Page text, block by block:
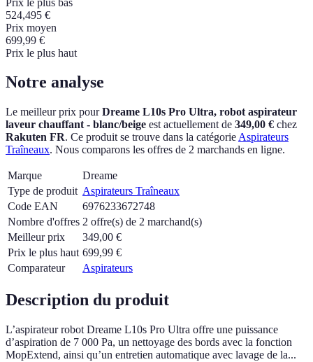
524,495 €
Prix moyen
699,99 €
Prix le plus haut
Notre analyse
Le meilleur prix pourDreame L10s Pro Ultra, robot aspirateur
laveur chauffant - blanc/beige est actuellement de 349,00 € chez
Rakuten FR. Ce produit se trouve dans la catégorie Aspirateurs
Traîneaux. Nous comparons les offres de 2 marchands en ligne.
Marque
Dreame
Type de produit Aspirateurs Traîneaux
Code EAN
6976233672748
Nombre d'offres 2 offre(s) de 2 marchand(s)
Meilleur prix
349,00 €
Prix le plus haut 699,99 €
Comparateur
Aspirateurs
Description du produit
L’aspirateur robot Dreame L10s Pro Ultra offre une puissance
d’aspiration de 7 000 Pa, un nettoyage des bords avec la fonction
MopExtend, ainsi qu’un entretien automatique avec lavage de la...